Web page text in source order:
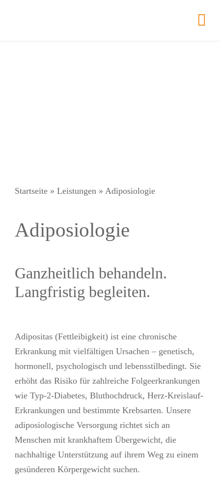
Startseite» Leistungen» Adiposiologie
Adiposiologie
Ganzheitlich behandeln.
Langfristig begleiten.
Adipositas (Fettleibigkeit) ist eine chronische
Erkrankung mit vielfältigen Ursachen – genetisch,
hormonell, psychologisch und lebensstilbedingt. Sie
erhöht das Risiko für zahlreiche Folgeerkrankungen
wie Typ-2-Diabetes, Bluthochdruck, Herz-Kreislauf-
Erkrankungen und bestimmte Krebsarten. Unsere
adiposiologische Versorgung richtet sich an
Menschen mit krankhaftem Übergewicht, die
nachhaltige Unterstützung auf ihrem Weg zu einem
gesünderen Körpergewicht suchen.